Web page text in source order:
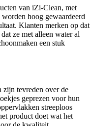
van iZi-Clean, met
hoog gewaardeerd
Klanten merken op dat
ze met alleen water al
een stuk
zijn tevreden over de
geprezen voor hun
streeploos
product doet wat het